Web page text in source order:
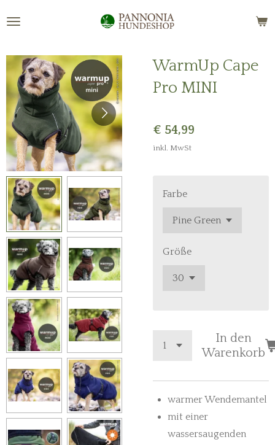
WarmUp Cape
Pro MINI
€ 54,99
inkl. MwSt
Farbe
Größe
In den
Warenkorb
warmer Wendemantel
mit einer
wassersaugenden